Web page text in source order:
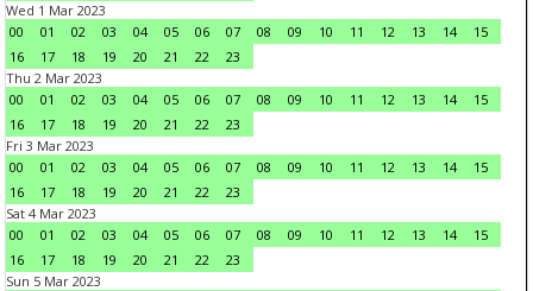
Wed 1 Mar 2023
00
01 02 03 04 05 06 07 08 09 10 11 12 13 14
15
16
17 18 19 20 21 22
23
Thu 2 Mar 2023
00
01 02 03 04 05 06 07 08 09 10 11 12 13 14
15
16
17 18 19 20 21 22
23
Fri 3 Mar 2023
00
01 02 03 04 05 06 07 08 09 10 11 12 13 14
15
16
17 18 19 20 21 22
23
Sat 4 Mar 2023
00
01 02 03 04 05 06 07 08 09 10 11 12 13 14
15
16
17 18 19 20 21 22
23
Sun 5 Mar 2023